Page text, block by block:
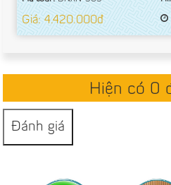
Giá: 4.420.000đ
Hiện có 0
Đánh giá